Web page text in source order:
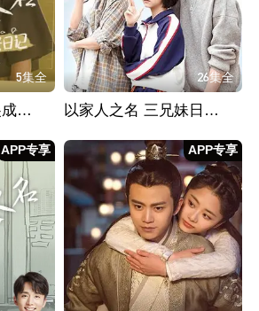
5集全
以家人之名 李尖尖成长日记
26集全
以家人之名 三兄妹日常篇
APP专享 APP专享